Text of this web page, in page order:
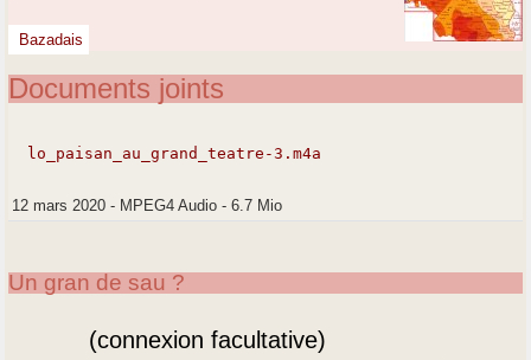
Bazadais
Documents joints
lo_paisan_au_grand_teatre-3.m4a
12 mars 2020 - MPEG4 Audio -6.7 Mio
Un gran de sau ?
(connexion facultative)